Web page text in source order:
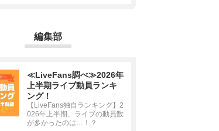
編集部
≪LiveFans調べ≫2026年
上半期ライブ動員ランキ
ング！
【LiveFans独自ランキング】2
026年上半期、ライブの動員数
が多かったのは…！？